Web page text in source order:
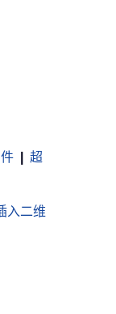
超
入二维